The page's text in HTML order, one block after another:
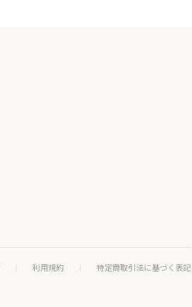
利用規約 特定商取引法に基づく表記